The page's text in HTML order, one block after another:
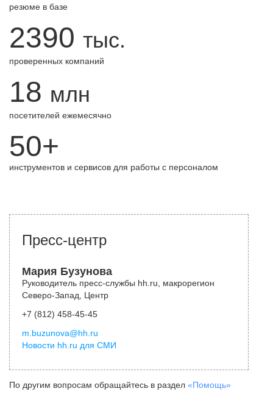
резюме в базе
2390 тыс.
проверенных компаний
18 млн
посетителей ежемесячно
50+
инструментов и сервисов для работы с персоналом
Пресс-центр
Мария Бузунова
Руководитель пресс-службы hh.ru, макрорегион
Северо-Запад, Центр
+7 (812) 458-45-45
m.buzunova@hh.ru
Новости hh.ru для СМИ
По другим вопросам обращайтесь в раздел «Помощь»